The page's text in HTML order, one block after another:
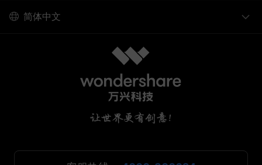
简体中文